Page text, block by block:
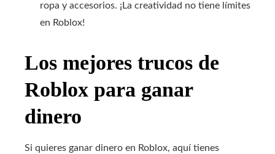
ropa y accesorios. ¡La creatividad no tiene límites
en Roblox!
Los mejores trucos de
Roblox para ganar
dinero
Si quieres ganar dinero en Roblox, aquí tienes